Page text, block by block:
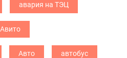
авария на ТЭЦ
Авито
Авто автобус